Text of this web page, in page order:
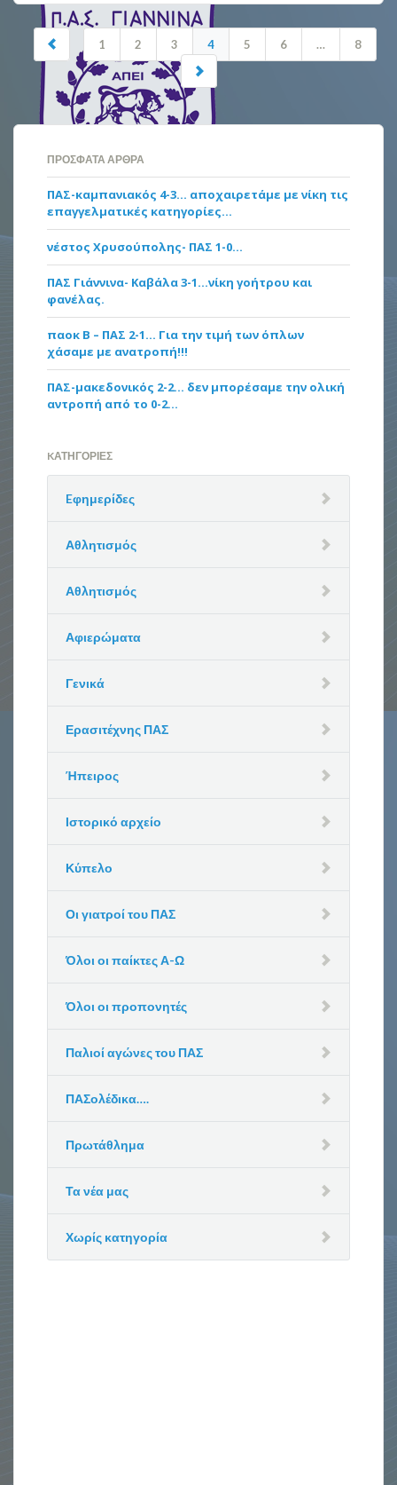
1 2 3 4 5 6 … 8
ΠΡΌΣΦΑΤΑ ΆΡΘΡΑ
ΠΑΣ-καμπανιακός 4-3… αποχαιρετάμε με νίκη τις
επαγγελματικές κατηγορίες…
νέστος Χρυσούπολης- ΠΑΣ 1-0…
ΠΑΣ Γιάννινα- Καβάλα 3-1…νίκη γοήτρου και
φανέλας.
παοκ Β – ΠΑΣ 2-1… Για την τιμή των όπλων
χάσαμε με ανατροπή!!!
ΠΑΣ-μακεδονικός 2-2… δεν μπορέσαμε την ολική
αντροπή από το 0-2…
KΑΤΗΓΟΡΊΕΣ
Eφημερίδες
Αθλητισμός
Αθλητισμός
Αφιερώματα
Γενικά
Ερασιτέχνης ΠΑΣ
Ήπειρος
Ιστορικό αρχείο
Κύπελο
Οι γιατροί του ΠΑΣ
Όλοι οι παίκτες Α-Ω
Όλοι οι προπονητές
Παλιοί αγώνες του ΠΑΣ
ΠΑΣολέδικα….
Πρωτάθλημα
Τα νέα μας
Χωρίς κατηγορία